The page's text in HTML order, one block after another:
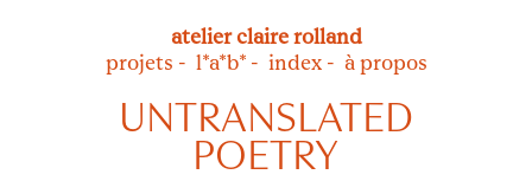
atelierclaire rolland
projets
l*a*b* index à propos
UNTRANSLATED
POETRY